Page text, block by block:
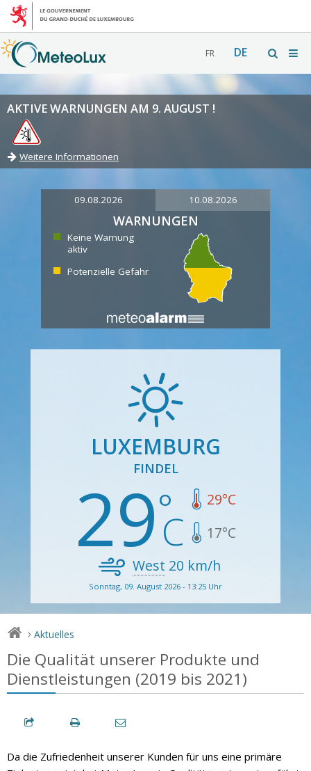
FR DE
AKTIVE WARNUNGEN AM 9. AUGUST !
Weitere Informationen
09.08.2026 10.08.2026
WARNUNGEN
Keine Warnung
aktiv
Potenzielle Gefahr
LUXEMBURG
FINDEL
29 29°C
17°C
West 20 km/h
Sonntag, 09. August 2026 - 13:25 Uhr
> Aktuelles
Die Qualität unserer Produkte und
Dienstleistungen (2019 bis 2021)
Da die Zufriedenheit unserer Kunden für uns eine primäre